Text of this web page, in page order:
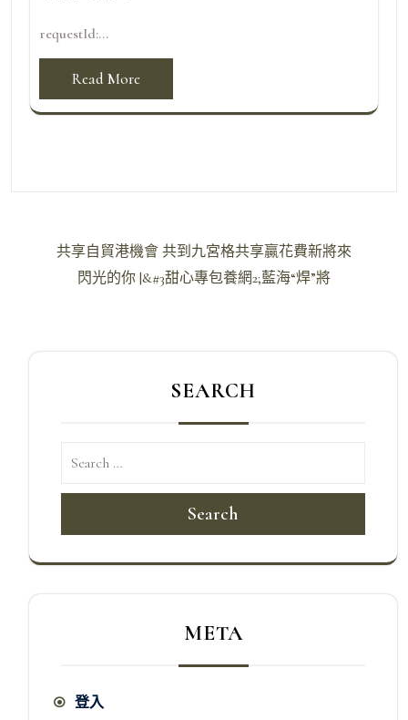
requestId:...
Read More
共享自貿港機會 共到九宮格共享贏花費新將來
閃光的你 |&#3甜心專包養網2;藍海“焊”將
SEARCH
Search
META
登入